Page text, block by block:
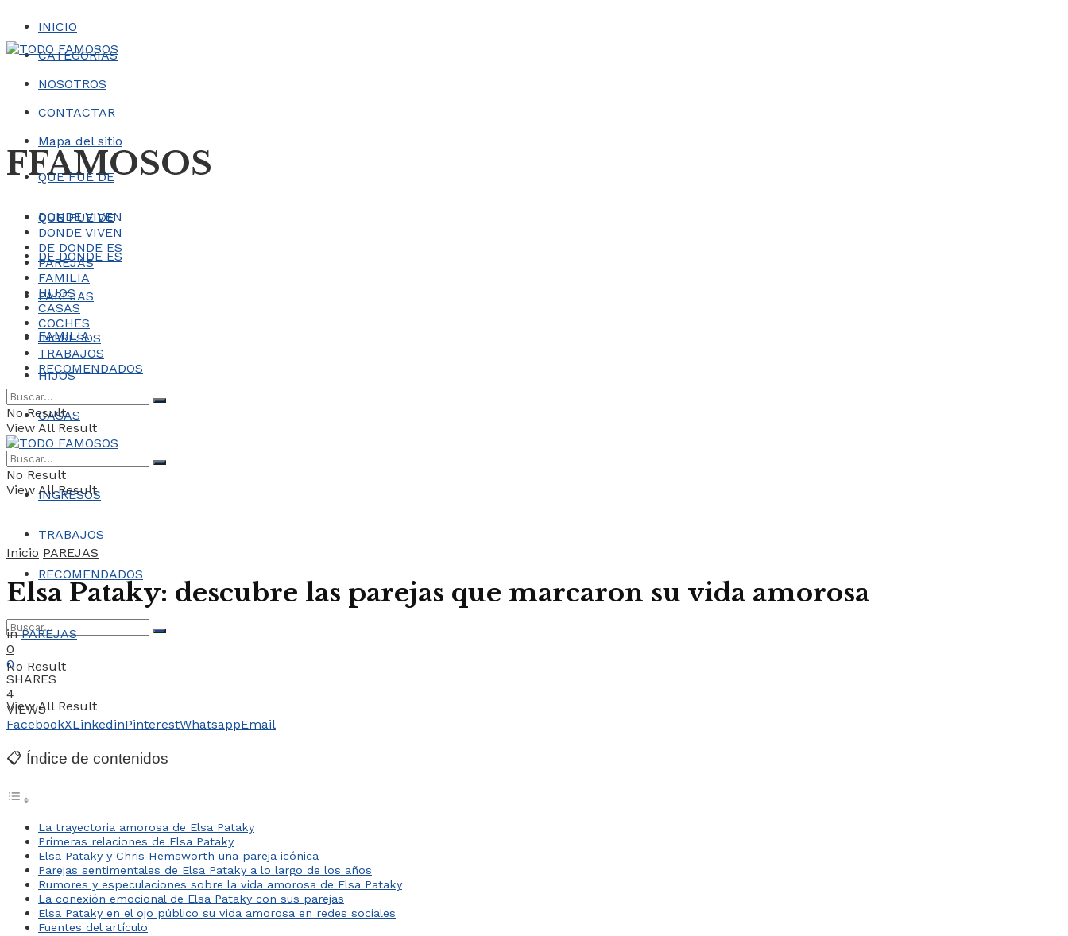
INICIO
CATEGORÍAS
NOSOTROS
CONTACTAR
Mapa del sitio
FFAMOSOS
QUE FUE DE
DONDE VIVEN
DE DONDE ES
PAREJAS
FAMILIA
HIJOS
CASAS
COCHES
INGRESOS
TRABAJOS
RECOMENDADOS
No Result
View All Result
QUE FUE DE
DONDE VIVEN
DE DONDE ES
PAREJAS
FAMILIA
HIJOS
CASAS
COCHES
INGRESOS
TRABAJOS
RECOMENDADOS
No Result
View All Result
No Result
View All Result
Inicio PAREJAS
Elsa Pataky: descubre las parejas que marcaron su vida amorosa
in PAREJAS
0
0
SHARES
4
VIEWS
FacebookXLinkedinPinterestWhatsappEmail
📋 Índice de contenidos
La trayectoria amorosa de Elsa Pataky
Primeras relaciones de Elsa Pataky
Elsa Pataky y Chris Hemsworth una pareja icónica
Parejas sentimentales de Elsa Pataky a lo largo de los años
Rumores y especulaciones sobre la vida amorosa de Elsa Pataky
La conexión emocional de Elsa Pataky con sus parejas
Elsa Pataky en el ojo público su vida amorosa en redes sociales
Fuentes del artículo